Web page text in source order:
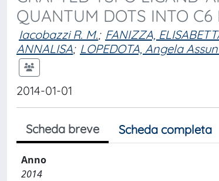
QUANTUM DOTS INTO C6
Iacobazzi R. M.; FANIZZA,
ANNALISA; LOPEDOTA, Angela
2014-01-01
Scheda breve Scheda completa
Anno
2014